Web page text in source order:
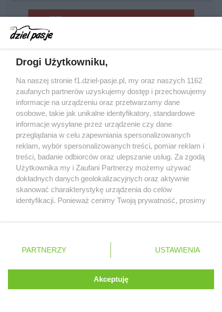
Czy uważasz, że przerwa wakacyjna
powinna mieć miejsce w F1?
TAK NIE
Zobacz wyniki głosowania
TESTY 2026
Serwis internetowy, z którego korzystasz, używa plików
cookies. Są to pliki instalowane w urządzeniach
końcowych osób korzystających z serwisu, w celu
administrowania serwisem, poprawy jakości
Dowiedz się więcej o naszej polityce
ROZUMIEM
Drogi Użytkowniku,
Na naszej stronie f1.dziel-pasje.pl, my oraz naszych 1162
zaufanych partnerów uzyskujemy dostęp i przechowujemy
informacje na urządzeniu oraz przetwarzamy dane
osobowe, takie jak unikalne identyfikatory, standardowe
informacje wysyłane przez urządzenie czy dane
przeglądania w celu zapewniania spersonalizowanych
reklam, wybór spersonalizowanych treści, pomiar reklam i
treści, badanie odbiorców oraz ulepszanie usług. Za zgodą
Użytkownika my i Zaufani Partnerzy możemy używać
dokładnych danych geolokalizacyjnych oraz aktywnie
skanować charakterystykę urządzenia do celów
identyfikacji. Ponieważ cenimy Twoją prywatność, prosimy
prywatności znajdujący się w lewym dolnym rogu strony
. Niektóre rodzaje przetwarzania danych nie wymagają
takiemu przetwarzaniu. Preferencje będą miały
zastosowania tylko na tej witrynie.
PARTNERZY USTAWIENIA
Akceptuję